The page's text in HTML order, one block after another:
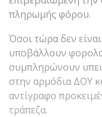
πληρωμής φόρου.
Όσοι τώρα δεν
υποβάλλουν
συμπληρώνουν
στην αρμόδια ΔΟΥ
αντίγραφο
τράπεζα.